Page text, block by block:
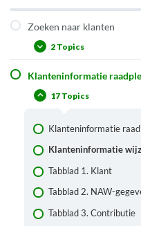
Zoeken naar klanten
2 Topics
Klant opzoeken via
Een andere klant
Klanteninformatie
17 Topics
Klanteninformatie
Klanteninformatie
Tabblad 1. Klant
Tabblad 2. NAW-
Tabblad 3. Contributie